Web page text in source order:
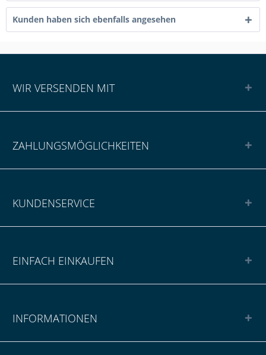
Kunden haben sich ebenfalls angesehen
WIR VERSENDEN MIT
ZAHLUNGSMÖGLICHKEITEN
KUNDENSERVICE
EINFACH EINKAUFEN
INFORMATIONEN